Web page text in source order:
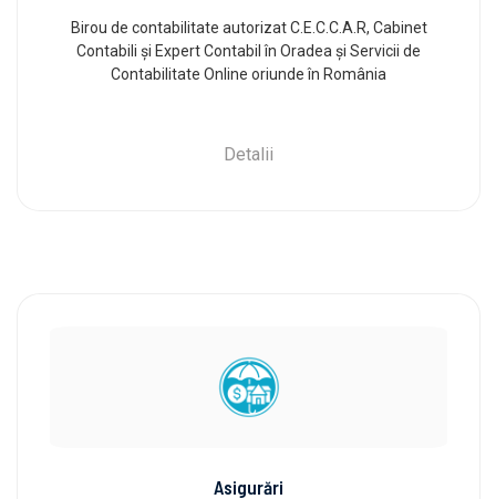
Birou de contabilitate autorizat C.E.C.C.A.R, Cabinet
Contabili și Expert Contabil în Oradea și Servicii de
Contabilitate Online oriunde în România
Detalii
Asigurări